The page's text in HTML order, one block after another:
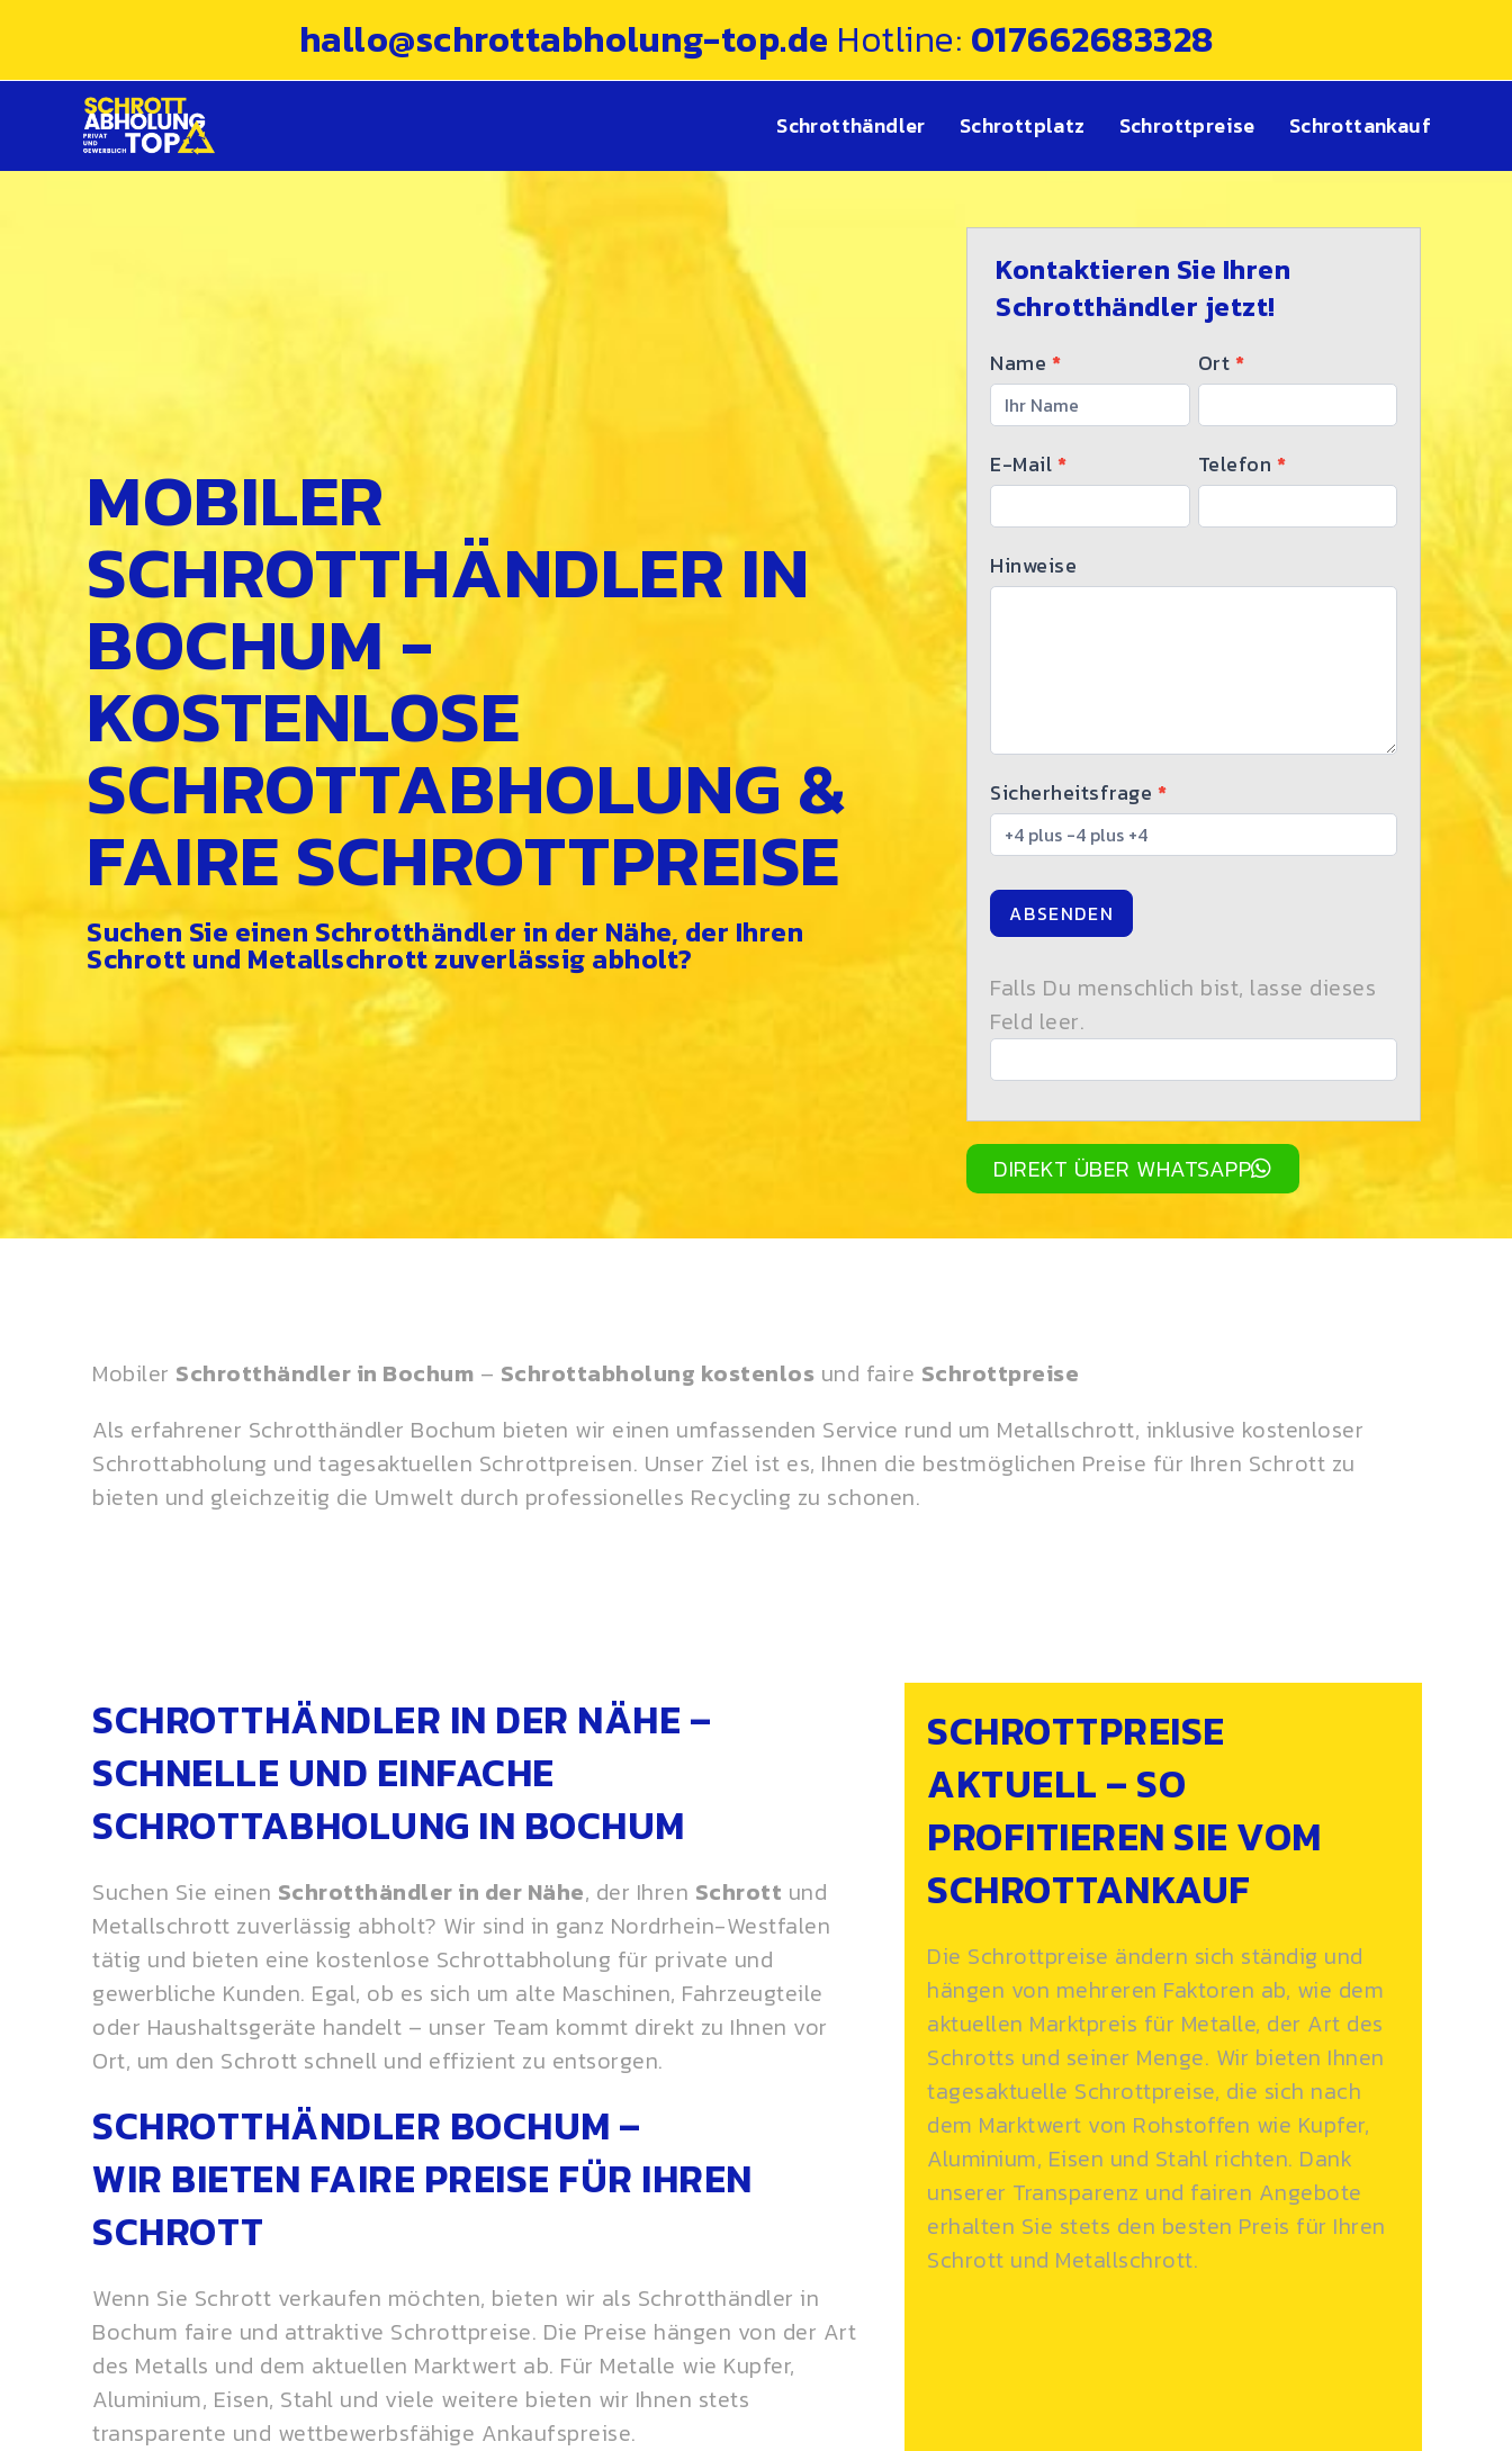
hallo@schrottabholung-top.de Hotline: 017662683328
Schrotthändler Schrottplatz Schrottpreise Schrottankauf
MOBILER
SCHROTTHÄNDLER IN
BOCHUM -
KOSTENLOSE
SCHROTTABHOLUNG &
FAIRE SCHROTTPREISE
Suchen Sie einen Schrotthändler in der Nähe, der Ihren
Schrott und Metallschrott zuverlässig abholt?
Schrotthändler​
-
Kontaktieren Sie Ihren
Schrotthändler jetzt!
Name * Ort*
E-Mail* Telefon *
Hinweise
Sicherheitsfrage *
ABSENDEN
Falls Du menschlich bist, lasse dieses
Feld leer.
DIREKT ÜBER WHATSAPP
Mobiler Schrotthändler in Bochum – Schrottabholung kostenlos und faire Schrottpreise
Als erfahrener Schrotthändler Bochum bieten wir einen umfassenden Service rund um Metallschrott, inklusive kostenloser
Schrottabholung und tagesaktuellen Schrottpreisen. Unser Ziel ist es, Ihnen die bestmöglichen Preise für Ihren Schrott zu
bieten und gleichzeitig die Umwelt durch professionelles Recycling zu schonen.
SCHROTTHÄNDLER IN DER NÄHE –
SCHNELLE UND EINFACHE
SCHROTTABHOLUNG IN BOCHUM
Suchen Sie einen Schrotthändler in der Nähe, der Ihren Schrott und
Metallschrott zuverlässig abholt? Wir sind in ganz Nordrhein-Westfalen
tätig und bieten eine kostenlose Schrottabholung für private und
gewerbliche Kunden. Egal, ob es sich um alte Maschinen, Fahrzeugteile
oder Haushaltsgeräte handelt – unser Team kommt direkt zu Ihnen vor
Ort, um den Schrott schnell und effizient zu entsorgen.
SCHROTTHÄNDLER BOCHUM –
WIR BIETEN FAIRE PREISE FÜR IHREN
SCHROTT
Wenn Sie Schrott verkaufen möchten, bieten wir als Schrotthändler in
Bochum faire und attraktive Schrottpreise. Die Preise hängen von der Art
des Metalls und dem aktuellen Marktwert ab. Für Metalle wie Kupfer,
Aluminium, Eisen, Stahl und viele weitere bieten wir Ihnen stets
transparente und wettbewerbsfähige Ankaufspreise.
SCHROTTPREISE
AKTUELL – SO
PROFITIEREN SIE VOM
SCHROTTANKAUF
Die Schrottpreise ändern sich ständig und
hängen von mehreren Faktoren ab, wie dem
aktuellen Marktpreis für Metalle, der Art des
Schrotts und seiner Menge. Wir bieten Ihnen
tagesaktuelle Schrottpreise, die sich nach
dem Marktwert von Rohstoffen wie Kupfer,
Aluminium, Eisen und Stahl richten. Dank
unserer Transparenz und fairen Angebote
erhalten Sie stets den besten Preis für Ihren
Schrott und Metallschrott.